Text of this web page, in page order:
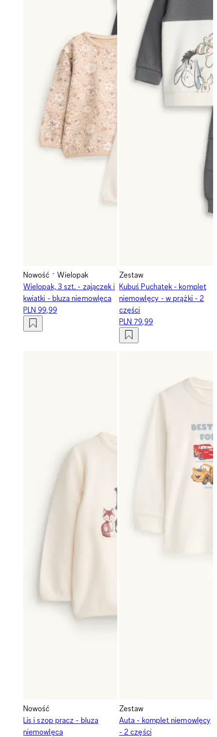
Nowość
Wielopak
Wielopak, 3 szt. - zajączek i
kwiatki - bluza niemowlęca
PLN 99,99
Zestaw
Kubuś Puchatek - komplet
niemowlęcy - w prążki - 2
części
PLN 79,99
Nowość
Lis i szop pracz - bluza
niemowlęca
Zestaw
Auta - komplet niemowlęcy
- 2 części